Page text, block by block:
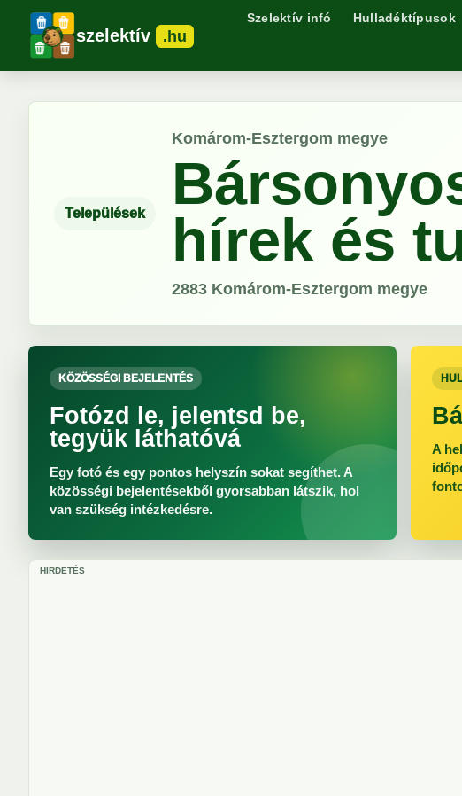
szelektív .hu
Szelektív infó Hulladéktípusok
Települések
Komárom-Esztergom megye
hírek és
2883 Komárom-Esztergom megye
KÖZÖSSÉGI BEJELENTÉS
Fotózd le, jelentsd be,
tegyük láthatóvá
Egy fotó és egy pontos helyszín sokat segíthet. A
közösségi bejelentésekből gyorsabban látszik, hol
van szükség intézkedésre.
A
HIRDETÉS